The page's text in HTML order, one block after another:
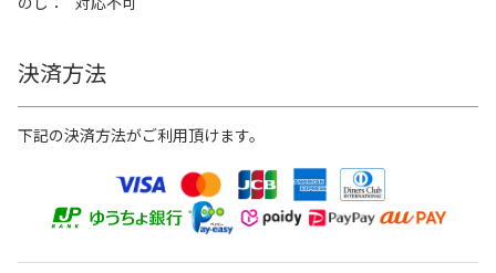
決済方法
下記の決済方法がご利用頂けます。